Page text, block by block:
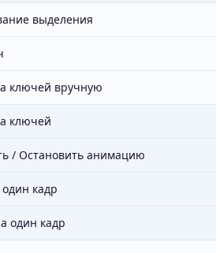
выделения
ключей вручную
ключей
/ Остановить анимацию
кадр
один кадр